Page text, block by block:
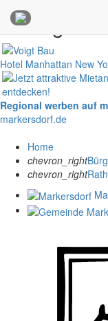
Anzeigen
Hotel Manhattan New
Regional werben auf
markersdorf.de
Home
chevron_right
chevron_right